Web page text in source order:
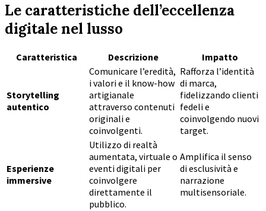
Le caratteristiche dell’eccellenza
digitale nel lusso
Caratteristica Descrizione Impatto
Storytelling
autentico
Comunicare l’eredità,
i valori e il know-how
artigianale
attraverso contenuti
originali e
coinvolgenti.
Rafforza l’identità
di marca,
fidelizzando clienti
fedeli e
coinvolgendo nuovi
target.
Esperienze
immersive
Utilizzo di realtà
aumentata, virtuale o
eventi digitali per
coinvolgere
direttamente il
pubblico.
Amplifica il senso
di esclusività e
narrazione
multisensoriale.